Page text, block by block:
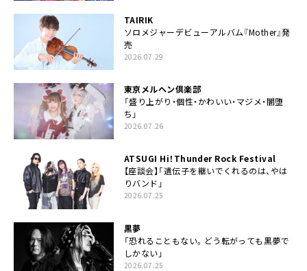
TAIRIK
ソロメジャーデビューアルバム『Mother』発
売
2026.07.29
東京メルヘン倶楽部
「盛り上がり・個性・かわいい・マジメ・闇堕
ち」
2026.07.26
ATSUGI Hi！Thunder Rock Festival
【座談会】「遺伝子を継いでくれるのは、やは
りバンド」
2026.07.25
黒夢
「恐れることもない。どう転がっても黒夢で
しかない」
2026.07.25